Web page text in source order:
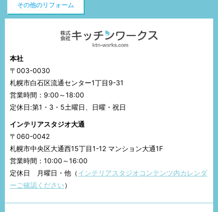
その他のリフォーム
本社
〒003-0030
札幌市白石区流通センター1丁目9-31
営業時間：9:00～18:00
定休日:第1・3・5土曜日、日曜・祝日
インテリアスタジオ大通
〒060-0042
札幌市中央区大通西15丁目1-12 マンション大通1F
営業時間：10:00～16:00
定休日 月曜日・他（インテリアスタジオコンテンツ内カレンダ
ーご確認ください）